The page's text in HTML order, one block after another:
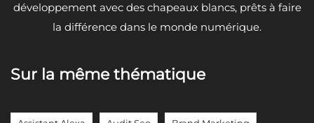
développement avec des chapeaux blancs, prêts à faire
la différence dans le monde numérique.
Sur la même thématique